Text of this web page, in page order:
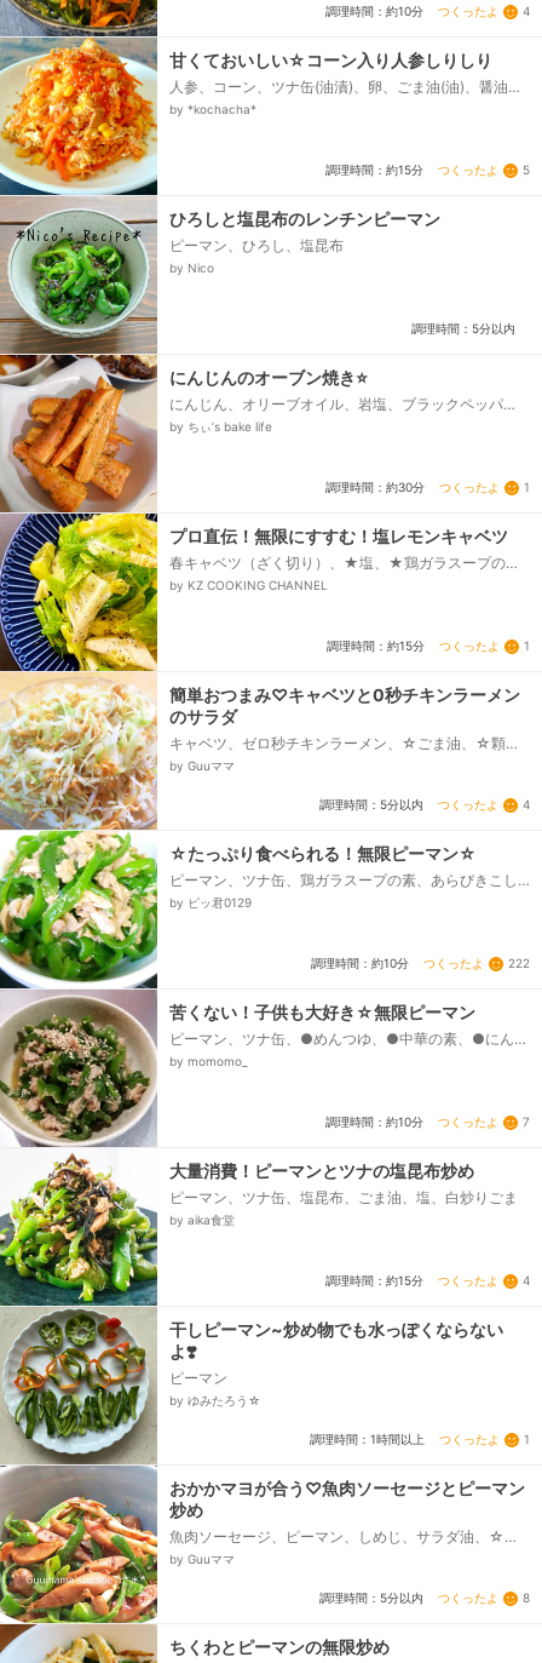
調理時間：約10分 つくったよ 4
甘くておいしい☆コーン入り人参しりしり
人参、コーン、ツナ缶(油漬)、卵、ごま油(油)、醤油、
和風顆粒だし、塩コショウ、白ごま(なくてもOK)...
by *kochacha*
調理時間：約15分 つくったよ 5
ひろしと塩昆布のレンチンピーマン
ピーマン、ひろし、塩昆布
by Nico
調理時間：5分以内
にんじんのオーブン焼き⭐️
にんじん、オリーブオイル、岩塩、ブラックペッパ
ー、パセリ《仕上げ》
by ちぃ’s bake life
調理時間：約30分 つくったよ 1
プロ直伝！無限にすすむ！塩レモンキャベツ
春キャベツ（ざく切り）、★塩、★鶏ガラスープの
素、★おろしにんにく、★砂糖、★ブラックペッパ
by KZ COOKING CHANNEL
調理時間：約15分 つくったよ 1
簡単おつまみ♡キャベツと0秒チキンラーメン
のサラダ
キャベツ、ゼロ秒チキンラーメン、☆ごま油、☆顆粒
鶏ガラスープの素、☆にんにくチューブ
by Guuママ
調理時間：5分以内 つくったよ 4
☆たっぷり食べられる！無限ピーマン☆
ピーマン、ツナ缶、鶏ガラスープの素、あらびきこし
ょう、ごま油
by ピッ君0129
調理時間：約10分 つくったよ 222
苦くない！子供も大好き☆無限ピーマン
ピーマン、ツナ缶、●めんつゆ、●中華の素、●にんに
くチューブ、●ごま油、●いりごま
by momomo_
調理時間：約10分 つくったよ 7
大量消費！ピーマンとツナの塩昆布炒め
ピーマン、ツナ缶、塩昆布、ごま油、塩、白炒りごま
by aika食堂
調理時間：約15分 つくったよ 4
干しピーマン~炒め物でも水っぽくならない
よ❣️
ピーマン
by ゆみたろう☆
調理時間：1時間以上 つくったよ 1
おかかマヨが合う♡魚肉ソーセージとピーマン
炒め
魚肉ソーセージ、ピーマン、しめじ、サラダ油、☆マ
ヨネーズ、☆醤油、かつおぶし
by Guuママ
調理時間：5分以内 つくったよ 8
ちくわとピーマンの無限炒め